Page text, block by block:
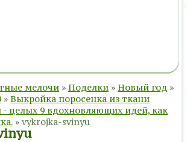
мелочи » Поделки » Новый год »
» Выкройка поросенка из ткани
целых 9 вдохновляющих идей, как
» vykrojka-svinyu